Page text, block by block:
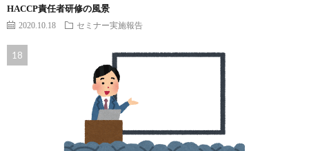
HACCP責任者研修の風景
2020.10.18 セミナー実施報告